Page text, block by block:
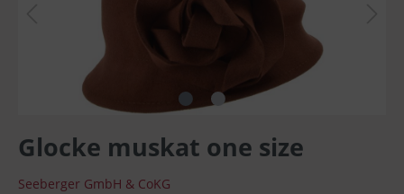
Glocke muskat one size
Seeberger GmbH & CoKG